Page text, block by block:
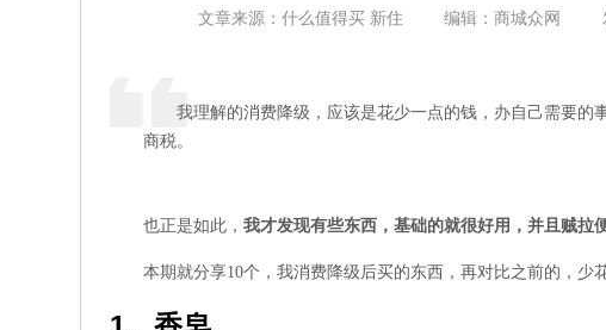
文章来源：什么值得买 新住 编辑：商城众网
我理解的消费降级，应该是花少一点的钱，办自己需要的
商税。
也正是如此，我才发现有些东西，基础的就很好用，并且贼拉
本期就分享10个，我消费降级后买的东西，再对比之前的，少